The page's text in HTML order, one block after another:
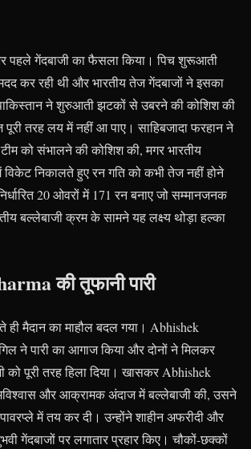
पहले गेंदबाजी का फैसला किया। पिच शुरूआती
कर रही थी और भारतीय तेज गेंदबाजों ने इसका
ने शुरुआती झटकों से उबरने की कोशिश की
तरह लय में नहीं आ पाए। साहिबजादा फरहान ने
को संभालने की कोशिश की, मगर भारतीय
विकेट निकालते हुए रन गति को कभी तेज नहीं होने
20 ओवरों में 171 रन बनाए जो सम्मानजनक
बल्लेबाजी क्रम के सामने यह लक्ष्य थोड़ा हल्का
की तूफानी पारी
ही मैदान का माहौल बदल गया। Abhishek
ने पारी का आगाज किया और दोनों ने मिलकर
को पूरी तरह हिला दिया। खासकर Abhishek
और आक्रामक अंदाज में बल्लेबाजी की, उसने
में तय कर दी। उन्होंने शाहीन अफरीदी और
गेंदबाजों पर लगातार प्रहार किए। चौकों-छक्कों